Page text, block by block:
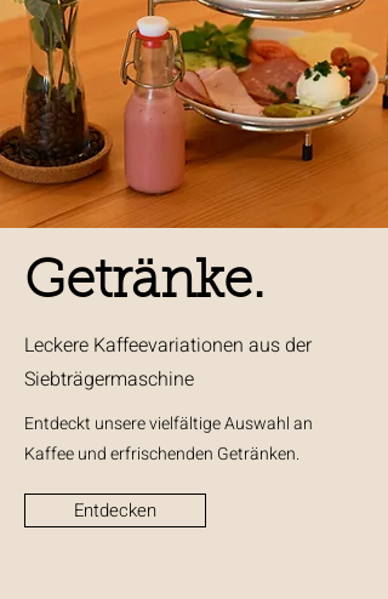
Getränke.
Leckere Kaffeevariationen aus der
Siebträgermaschine
Entdeckt unsere vielfältige Auswahl an
Kaffee und erfrischenden Getränken.
Entdecken